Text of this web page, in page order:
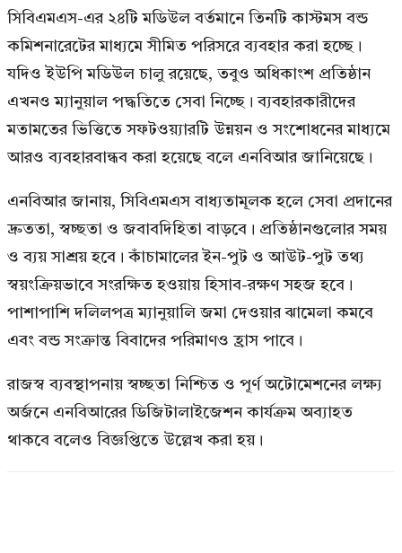
সিবিএমএস-এর ২৪টি মডিউল বর্তমানে তিনটি কাস্টমস বন্ড
কমিশনারেটের মাধ্যমে সীমিত পরিসরে ব্যবহার করা হচ্ছে।
যদিও ইউপি মডিউল চালু রয়েছে, তবুও অধিকাংশ প্রতিষ্ঠান
এখনও ম্যানুয়াল পদ্ধতিতে সেবা নিচ্ছে। ব্যবহারকারীদের
মতামতের ভিত্তিতে সফটওয়্যারটি উন্নয়ন ও সংশোধনের মাধ্যমে
আরও ব্যবহারবান্ধব করা হয়েছে বলে এনবিআর জানিয়েছে।
এনবিআর জানায়, সিবিএমএস বাধ্যতামূলক হলে সেবা প্রদানের
দ্রুততা, স্বচ্ছতা ও জবাবদিহিতা বাড়বে। প্রতিষ্ঠানগুলোর সময়
ও ব্যয় সাশ্রয় হবে। কাঁচামালের ইন-পুট ও আউট-পুট তথ্য
স্বয়ংক্রিয়ভাবে সংরক্ষিত হওয়ায় হিসাব-রক্ষণ সহজ হবে।
পাশাপাশি দলিলপত্র ম্যানুয়ালি জমা দেওয়ার ঝামেলা কমবে
এবং বন্ড সংক্রান্ত বিবাদের পরিমাণও হ্রাস পাবে।
রাজস্ব ব্যবস্থাপনায় স্বচ্ছতা নিশ্চিত ও পূর্ণ অটোমেশনের লক্ষ্য
অর্জনে এনবিআরের ডিজিটালাইজেশন কার্যক্রম অব্যাহত
থাকবে বলেও বিজ্ঞপ্তিতে উল্লেখ করা হয়।